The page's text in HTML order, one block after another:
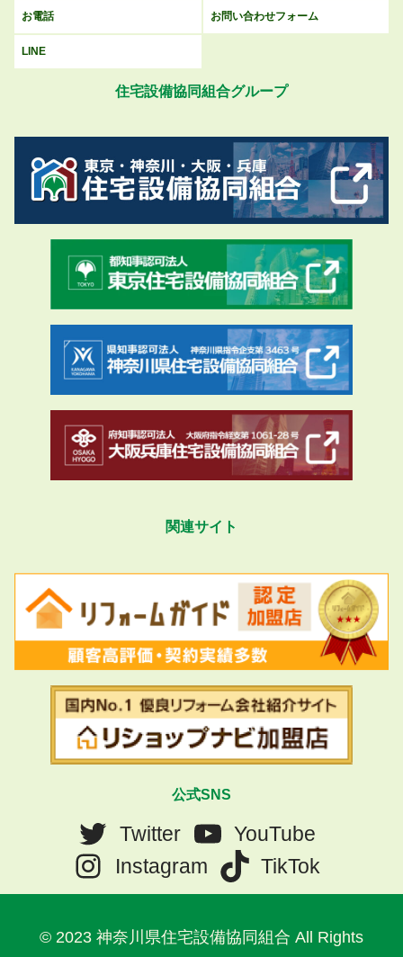
お電話 お問い合わせフォーム
LINE
住宅設備協同組合グループ
関連サイト
公式SNS
Twitter
YouTube
Instagram
TikTok
© 2023 神奈川県住宅設備協同組合 All Rights